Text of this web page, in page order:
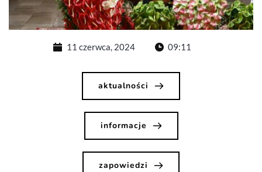
11 czerwca, 2024 09:11
aktualności
informacje
zapowiedzi